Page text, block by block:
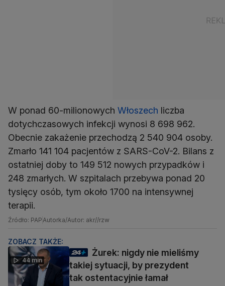
W ponad 60-milionowych Włoszech liczba
dotychczasowych infekcji wynosi 8 698 962.
Obecnie zakażenie przechodzą 2 540 904 osoby.
Zmarło 141 104 pacjentów z SARS-CoV-2. Bilans z
ostatniej doby to 149 512 nowych przypadków i
248 zmarłych. W szpitalach przebywa ponad 20
tysięcy osób, tym około 1700 na intensywnej
terapii.
Źródło: PAPAutorka/Autor: akr//rzw
ZOBACZ TAKŻE:
44 min
Żurek: nigdy nie mieliśmy
takiej sytuacji, by prezydent
tak ostentacyjnie łamał